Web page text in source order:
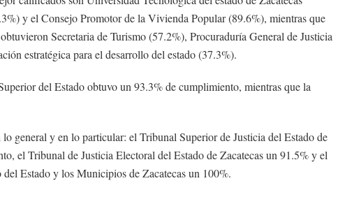
y el Consejo Promotor de la Vivienda Popular (89.6%), mientras que
Secretaria de Turismo (57.2%), Procuraduría General de Justicia
estratégica para el desarrollo del estado (37.3%).
del Estado obtuvo un 93.3% de cumplimiento, mientras que la
general y en lo particular: el Tribunal Superior de Justicia del Estado de
el Tribunal de Justicia Electoral del Estado de Zacatecas un 91.5% y el
Estado y los Municipios de Zacatecas un 100%.